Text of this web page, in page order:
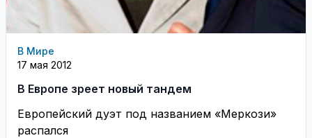
В Мире
17 мая 2012
В Европе зреет новый тандем
Европейский дуэт под названием «Меркози»
распался